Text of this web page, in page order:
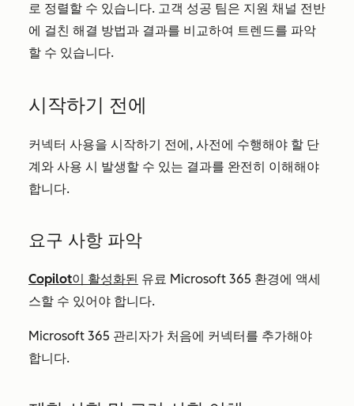
로 정렬할 수 있습니다. 고객 성공 팀은 지원 채널 전반
에 걸친 해결 방법과 결과를 비교하여 트렌드를 파악
할 수 있습니다.
시작하기 전에
커넥터 사용을 시작하기 전에, 사전에 수행해야 할 단
계와 사용 시 발생할 수 있는 결과를 완전히 이해해야
합니다.
요구 사항 파악
Copilot이 활성화된 유료 Microsoft 365 환경에 액세
스할 수 있어야 합니다.
Microsoft 365 관리자가 처음에 커넥터를 추가해야
합니다.